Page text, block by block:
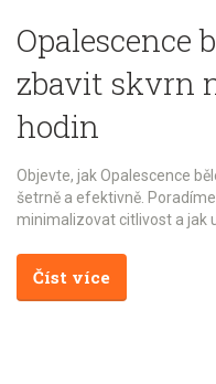
Opalescence
zbavit skvrn
hodin
Objevte, jak Opalescence
šetrně a efektivně.
minimalizovat citlivost a jak
Číst více